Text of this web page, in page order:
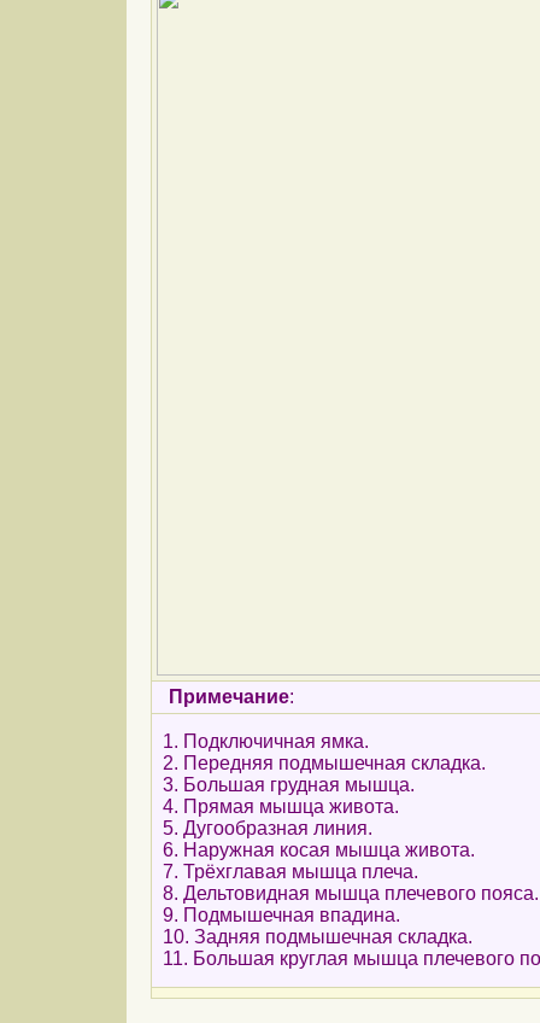
Примечание:
1. Подключичная ямка.
2. Передняя подмышечная складка.
3. Большая грудная мышца.
4. Прямая мышца живота.
5. Дугообразная линия.
6. Наружная косая мышца живота.
7. Трёхглавая мышца плеча.
8. Дельтовидная мышца плечевого пояса.
9. Подмышечная впадина.
10. Задняя подмышечная складка.
11. Большая круглая мышца плечевого